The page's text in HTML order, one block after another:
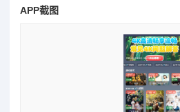
APP截图